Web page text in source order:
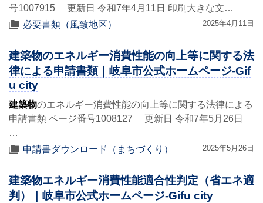
号1007915 更新日 令和7年4月11日 印刷大きな文…
必要書類（風致地区）
2025年4月11日
建築物のエネルギー消費性能の向上等に関する法
律による申請書類｜岐阜市公式ホームページ-Gif
u city
建築物のエネルギー消費性能の向上等に関する法律による
申請書類 ページ番号1008127 更新日 令和7年5月26日
…
申請書ダウンロード（まちづくり）
2025年5月26日
建築物エネルギー消費性能適合性判定（省エネ適
判）｜岐阜市公式ホームページ-Gifu city